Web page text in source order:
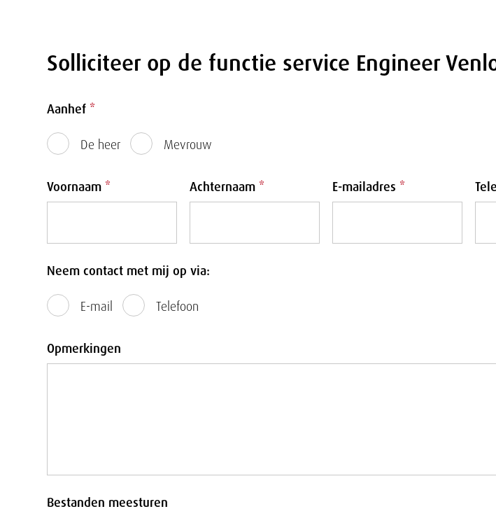
Solliciteer op de functie service Engineer
Formulier
Aanhef *
De heer Mevrouw
Voornaam * Achternaam * E-mailadres *
Neem contact met mij op via:
E-mail Telefoon
Opmerkingen
Bestanden meesturen